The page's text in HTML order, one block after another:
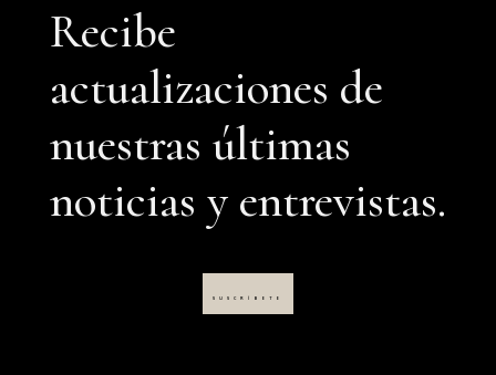
Recibe
actualizaciones de
nuestras últimas
noticias y entrevistas.
SUSCRÍBETE